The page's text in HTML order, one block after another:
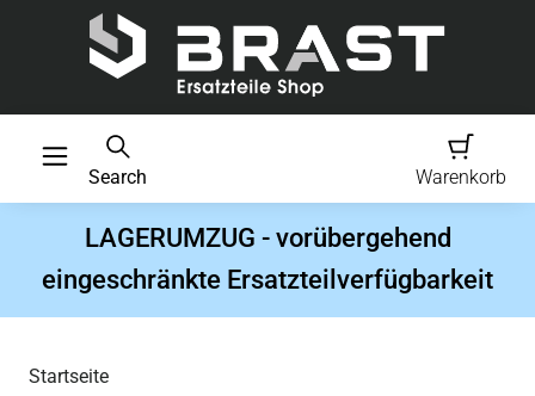
Search Warenkorb
LAGERUMZUG - vorübergehend
eingeschränkte Ersatzteilverfügbarkeit
Startseite